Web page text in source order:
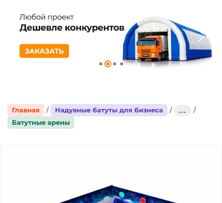
Главная Надувные батуты для бизнеса
...
Батутные арены